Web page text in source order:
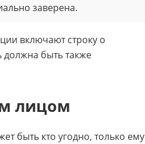
заверена.
включают строку о
должна быть также
лицом
быть кто угодно, только ему